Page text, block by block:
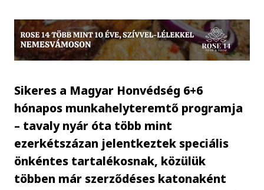
Sikeres a Magyar Honvédség 6+6
hónapos munkahelyteremtő programja
– tavaly nyár óta több mint
ezerkétszázan jelentkeztek speciális
önkéntes tartalékosnak, közülük
többen már szerződéses katonaként